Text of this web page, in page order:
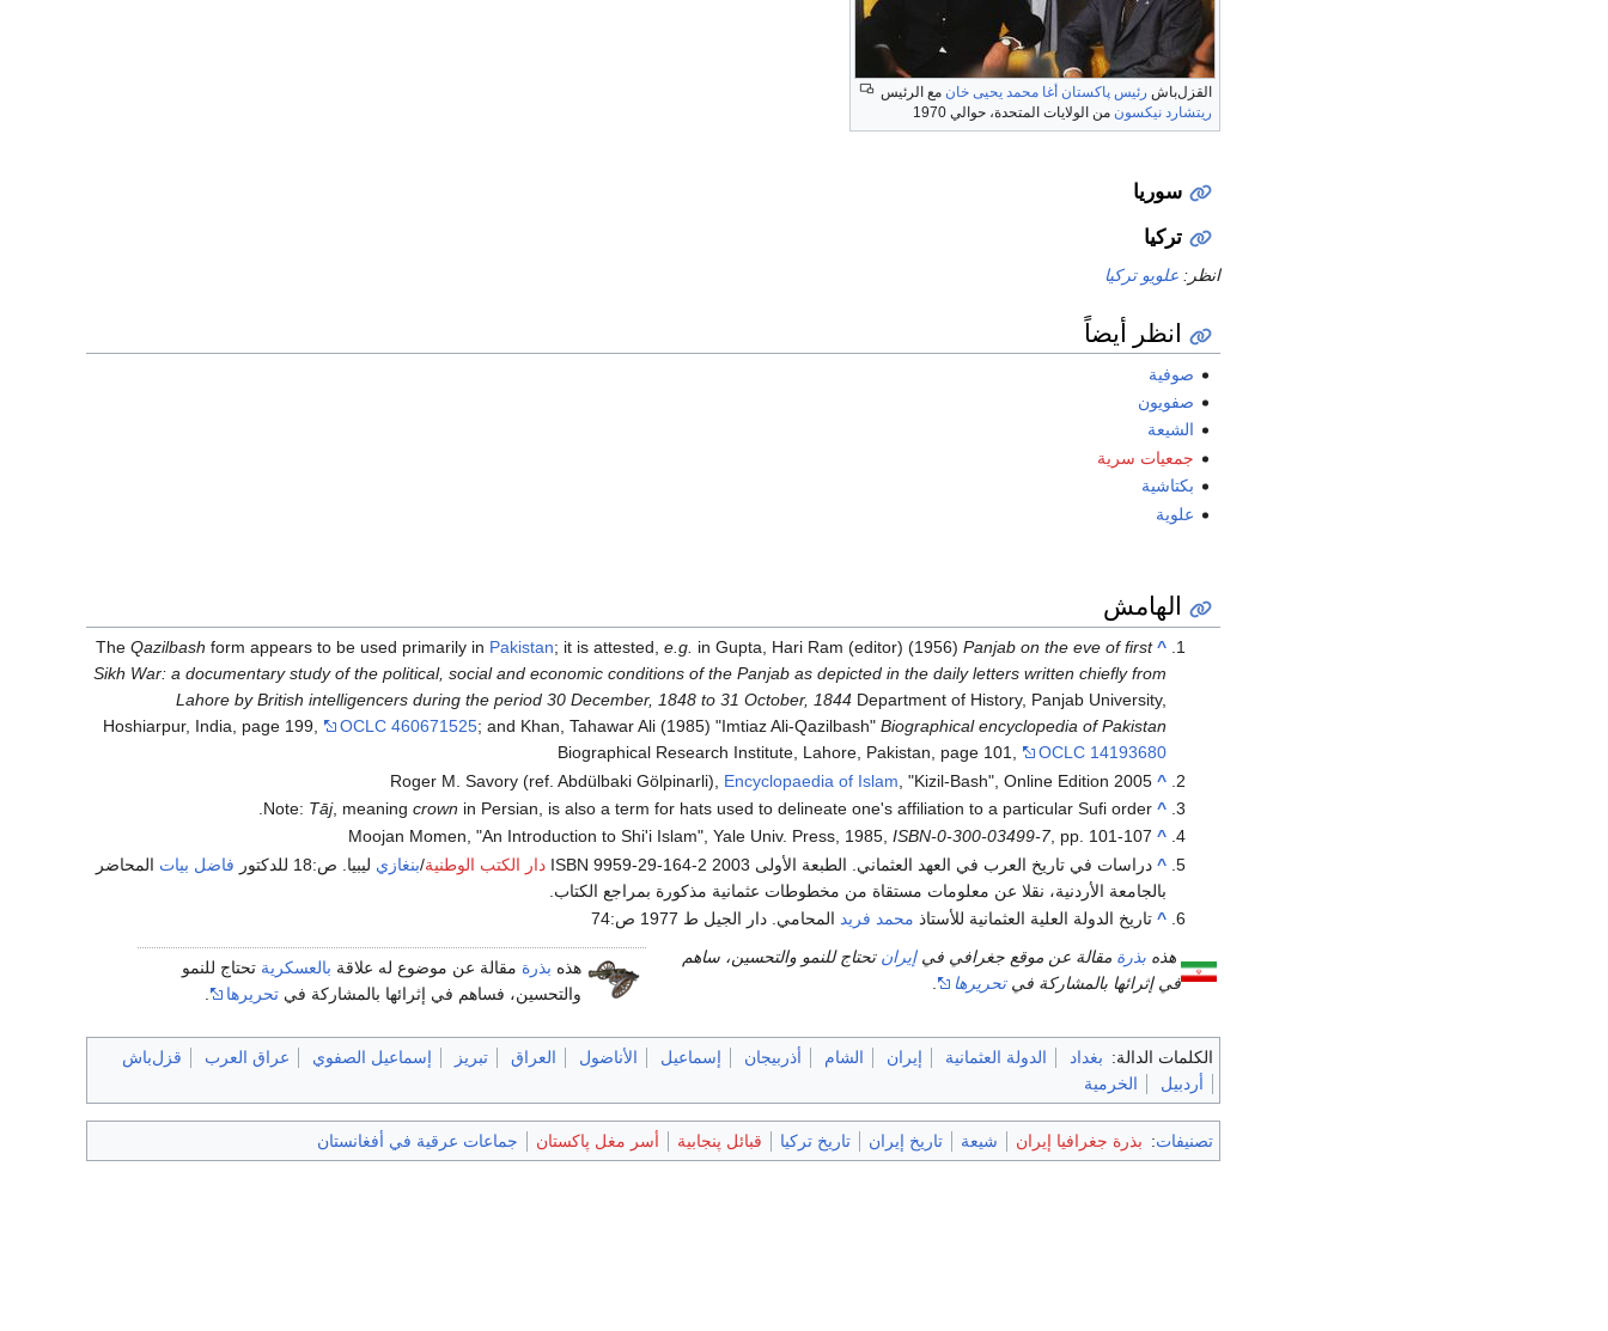
القزل‌باش رئيس پاكستان أغا محمد يحيى خان مع الرئيس
ريتشارد نيكسون من الولايات المتحدة، حوالي 1970
سوريا
تركيا
انظر: علويو تركيا
انظر أيضاً
صوفية
صفويون
الشيعة
جمعيات سرية
بكتاشية
علوية
الهامش
^
TheQazilbash form appears to be used primarily in Pakistan; it is attested,e.g. in Gupta, Hari Ram (editor) (1956)Panjab on the eve of first
Sikh War: a documentary study of the political, social and economic conditions of the Panjab as depicted in the daily letters written chiefly from
Lahore by British intelligencers during the period 30 December, 1848 to 31 October, 1844 Department of History, Panjab University,
Hoshiarpur, India, page 199,
OCLC 460671525; and Khan, Tahawar Ali (1985) "Imtiaz Ali-Qazilbash"Biographical encyclopedia of Pakistan
Biographical Research Institute, Lahore, Pakistan, page 101,
OCLC 14193680
^
Roger M. Savory (ref. Abdülbaki Gölpinarli), Encyclopaedia of Islam , "Kizil-Bash", Online Edition 2005
^
Note: Tāj, meaningcrown in Persian, is also a term for hats used to delineate one's affiliation to a particular Sufi order.
^
Moojan Momen, "An Introduction to Shi'i Islam", Yale Univ. Press, 1985,ISBN-0-300-03499-7, pp. 101-107
^ دراسات في تاريخ العرب في العهد العثماني. الطبعة الأولى 2003 ISBN 9959-29-164-2 دار الكتب الوطنية/بنغازي ليبيا. ص:18 للدكتور فاضل بيات المحاضر
بالجامعة الأردنية، نقلا عن معلومات مستقاة من مخطوطات عثمانية مذكورة بمراجع الكتاب.
^ تاريخ الدولة العلية العثمانية للأستاذ محمد فريد المحامي. دار الجيل ط 1977 ص:74
هذه بذرة مقالة عن موقع جغرافي فيإيران تحتاج للنمو والتحسين، ساهم
في إثرائها بالمشاركة فيتحريرها
هذه بذرة مقالة عن موضوع له علاقة بالعسكرية تحتاج للنمو
والتحسين، فساهم في إثرائها بالمشاركة في تحريرها
الكلمات الدالة: بغداد الدولة العثمانية إيران الشام أذربيجان إسماعيل الأناضول العراق تبريز إسماعيل الصفوي عراق العرب
قزل‌باش
أردبيل
الخرمية
تصنيفات: بذرة جغرافيا إيران شيعة تاريخ إيران تاريخ تركيا قبائل پنجابية أسر مغل پاكستان جماعات عرقية في أفغانستان